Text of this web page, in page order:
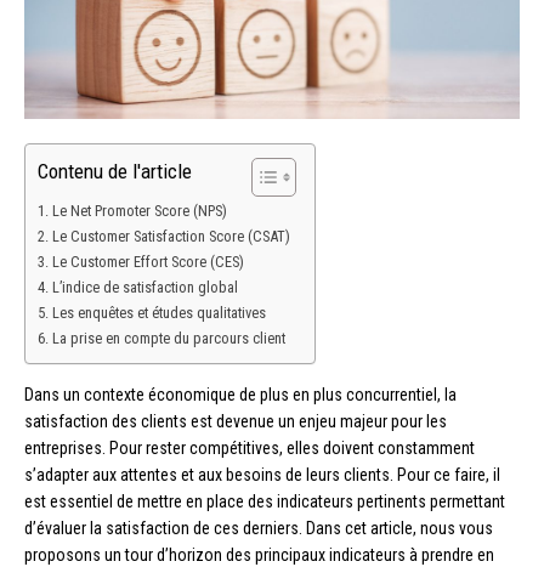
Contenu de l'article
Le Net Promoter Score (NPS)
Le Customer Satisfaction Score (CSAT)
Le Customer Effort Score (CES)
L’indice de satisfaction global
Les enquêtes et études qualitatives
La prise en compte du parcours client
Dans un contexte économique de plus en plus concurrentiel, la
satisfaction des clients est devenue un enjeu majeur pour les
entreprises. Pour rester compétitives, elles doivent constamment
s’adapter aux attentes et aux besoins de leurs clients. Pour ce faire, il
est essentiel de mettre en place des indicateurs pertinents permettant
d’évaluer la satisfaction de ces derniers. Dans cet article, nous vous
proposons un tour d’horizon des principaux indicateurs à prendre en